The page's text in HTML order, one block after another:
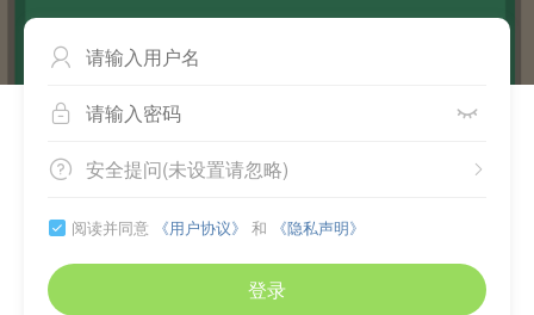

 
 
安全提问(未设置请忽略)
 阅读并同意 《用户协议》 和 《隐私声明》
登录